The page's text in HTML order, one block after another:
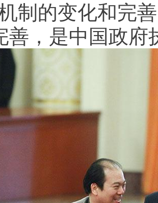
制的变化和完
善，是中国政府